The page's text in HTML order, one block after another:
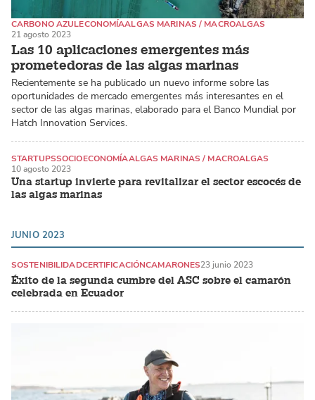
Las 10 aplicaciones emergentes más
prometedoras de las algas marinas
CARBONO AZULECONOMÍAALGAS MARINAS / MACROALGAS
21 agosto 2023
Recientemente se ha publicado un nuevo informe sobre las
oportunidades de mercado emergentes más interesantes en el
sector de las algas marinas, elaborado para el Banco Mundial por
Hatch Innovation Services.
Una startup invierte para revitalizar el sector escocés de
las algas marinas
STARTUPSSOCIOECONOMÍAALGAS MARINAS / MACROALGAS
10 agosto 2023
JUNIO 2023
Éxito de la segunda cumbre del ASC sobre el camarón
celebrada en Ecuador
SOSTENIBILIDADCERTIFICACIÓNCAMARONES23 junio 2023